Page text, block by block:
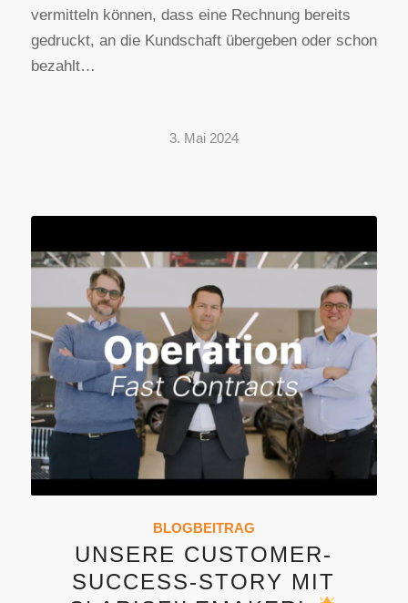
vermitteln können, dass eine Rechnung bereits
gedruckt, an die Kundschaft übergeben oder schon
bezahlt…
3. Mai 2024
BLOGBEITRAG
UNSERE CUSTOMER-
SUCCESS-STORY MIT